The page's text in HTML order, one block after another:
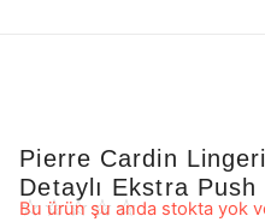
Pierre Cardin
Detaylı Ekstra
☆☆☆☆☆
Bu ürün şu anda stokta yok